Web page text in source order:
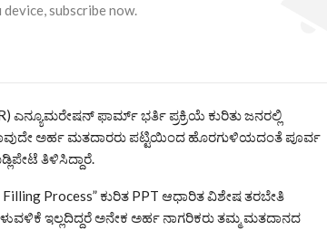
subscribe now.
ಎನ್ಯೂಮರೇಷನ್ ಫಾರ್ಮ್ ಭರ್ತಿ ಪ್ರಕ್ರಿಯೆ ಕುರಿತು ಜನರಲ್ಲಿ
ಅರ್ಹ ಮತದಾರರು ಪಟ್ಟಿಯಿಂದ ಹೊರಗುಳಿಯದಂತೆ ಪೂರ್ವ
ತಿಳಿಸಿದ್ದಾರೆ.
Process” ಕುರಿತ PPT ಆಧಾರಿತ ವಿಶೇಷ ತರಬೇತಿ
ಇಲ್ಲದಿದ್ದರೆ ಅನೇಕ ಅರ್ಹ ನಾಗರಿಕರು ತಮ್ಮ ಮತದಾನದ